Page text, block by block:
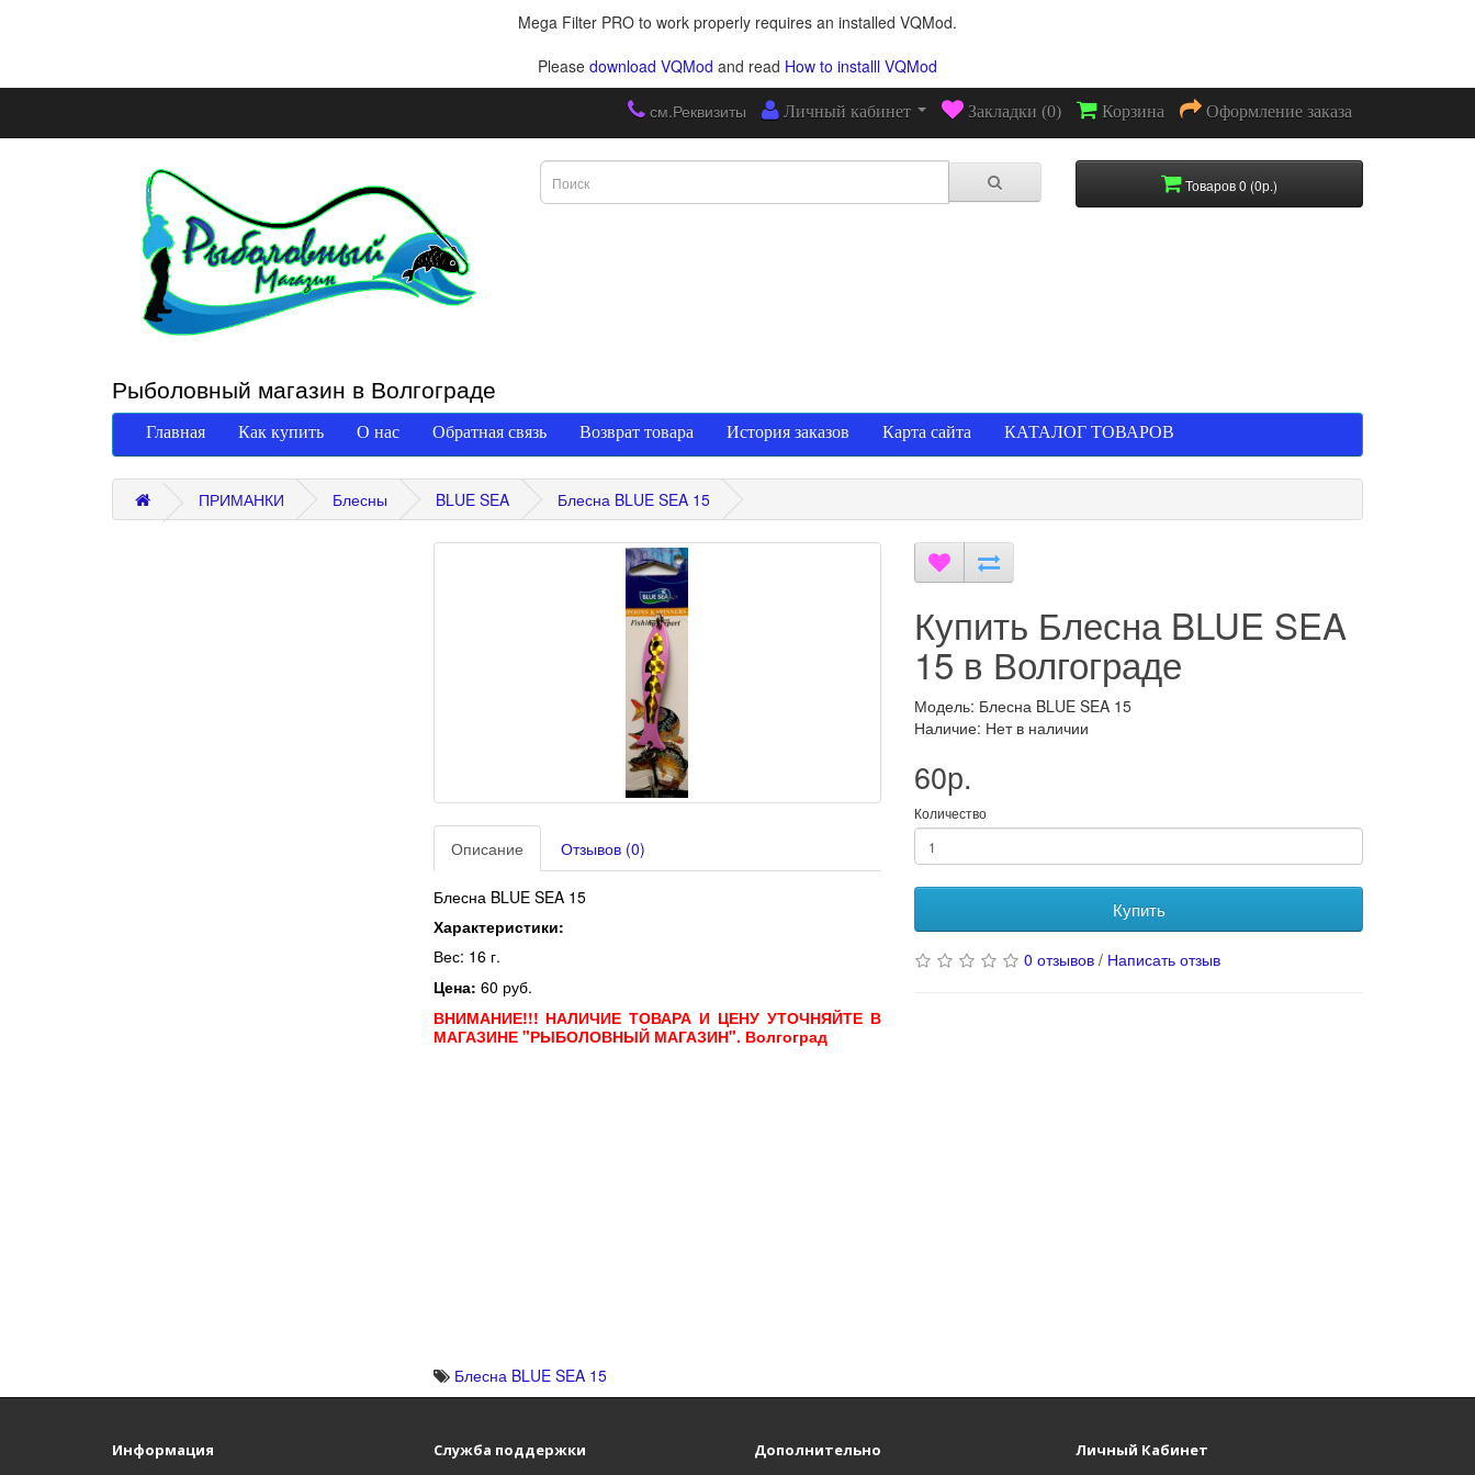
Mega Filter PRO to work properly requires an installed VQMod.
Please download VQMod and read How to installl VQMod
см.Реквизиты Личный кабинет Закладки (0) Корзина Оформление заказа
Товаров 0 (0р.)
Рыболовный магазин в Волгограде
Главная Как купить О нас Обратная связь Возврат товара История заказов Карта сайта КАТАЛОГ ТОВАРОВ
ПРИМАНКИ Блесны BLUE SEA Блесна BLUE SEA 15
Описание Отзывов (0)
Блесна BLUE SEA 15
Характеристики:
Вес: 16 г.
Цена: 60 руб.
ВНИМАНИЕ!!! НАЛИЧИЕ ТОВАРА И ЦЕНУ УТОЧНЯЙТЕ В
МАГАЗИНЕ "РЫБОЛОВНЫЙ МАГАЗИН". Волгоград
Купить Блесна BLUE SEA
15 в Волгограде
Модель: Блесна BLUE SEA 15
Наличие: Нет в наличии
60р.
Количество
Купить
0 отзывов / Написать отзыв
Блесна BLUE SEA 15
Информация Служба поддержки Дополнительно Личный Кабинет